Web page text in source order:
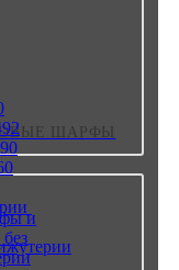
ШАРФЫ